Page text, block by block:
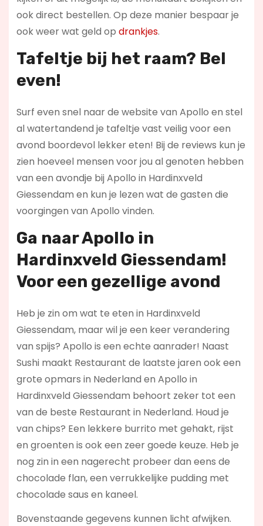
ook direct bestellen. Op deze manier bespaar je
ook weer wat geld op drankjes.
Tafeltje bij het raam? Bel
even!
Surf even snel naar de website van Apollo en stel
al watertandend je tafeltje vast veilig voor een
avond boordevol lekker eten! Bij de reviews kun je
zien hoeveel mensen voor jou al genoten hebben
van een avondje bij Apollo in Hardinxveld
Giessendam en kun je lezen wat de gasten die
voorgingen van Apollo vinden.
Ga naar Apollo in
Hardinxveld Giessendam!
Voor een gezellige avond
Heb je zin om wat te eten in Hardinxveld
Giessendam, maar wil je een keer verandering
van spijs? Apollo is een echte aanrader! Naast
Sushi maakt Restaurant de laatste jaren ook een
grote opmars in Nederland en Apollo in
Hardinxveld Giessendam behoort zeker tot een
van de beste Restaurant in Nederland. Houd je
van chips? Een lekkere burrito met gehakt, rijst
en groenten is ook een zeer goede keuze. Heb je
nog zin in een nagerecht probeer dan eens de
chocolade flan, een verrukkelijke pudding met
chocolade saus en kaneel.
Bovenstaande gegevens kunnen licht afwijken.